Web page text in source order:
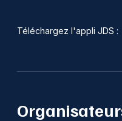
Téléchargez l'appli JDS :